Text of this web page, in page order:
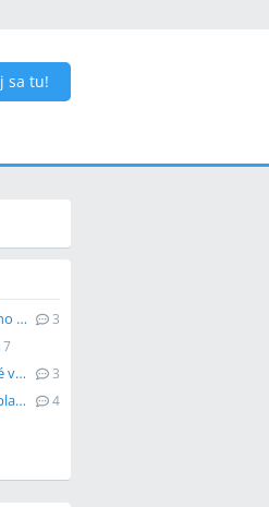
sa tu!
Kto má skúsenosť s poberaním náhradného výživného? 3
7
Ako vyplniť čestné vyhlásenie na náhradné výživné? 3
Náhradné výživné po novom a spätné doplatenie 4